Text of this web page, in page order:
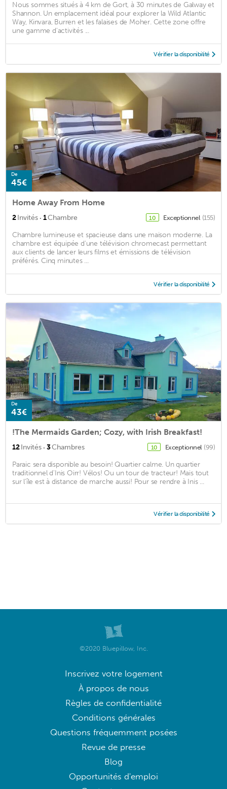
Nous sommes situés à 4 km de Gort, à 30 minutes de Galway et
Shannon. Un emplacement idéal pour explorer la Wild Atlantic
Way, Kinvara, Burren et les falaises de Moher. Cette zone offre
une gamme d'activités ...
Vérifier la disponibilité
De
45€
Home Away From Home
2Invités · 1Chambre 10 Exceptionnel (155)
Chambre lumineuse et spacieuse dans une maison moderne. La
chambre est équipée d'une télévision chromecast permettant
aux clients de lancer leurs films et émissions de télévision
préférés. Cinq minutes ...
Vérifier la disponibilité
De
43€
!The Mermaids Garden; Cozy, with Irish Breakfast!
12Invités · 3Chambres 10 Exceptionnel (99)
Paraic sera disponible au besoin! Quartier calme. Un quartier
traditionnel d'Inis Oirr! Vélos! Ou un tour de tracteur! Mais tout
sur l'île est à distance de marche aussi! Pour se rendre à Inis ...
Vérifier la disponibilité
©2020 Bluepillow, Inc.
Inscrivez votre logement
À propos de nous
Règles de confidentialité
Conditions générales
Questions fréquemment posées
Revue de presse
Blog
Opportunités d'emploi